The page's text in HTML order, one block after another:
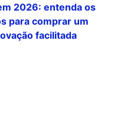
2026: entenda os
para comprar um
facilitada